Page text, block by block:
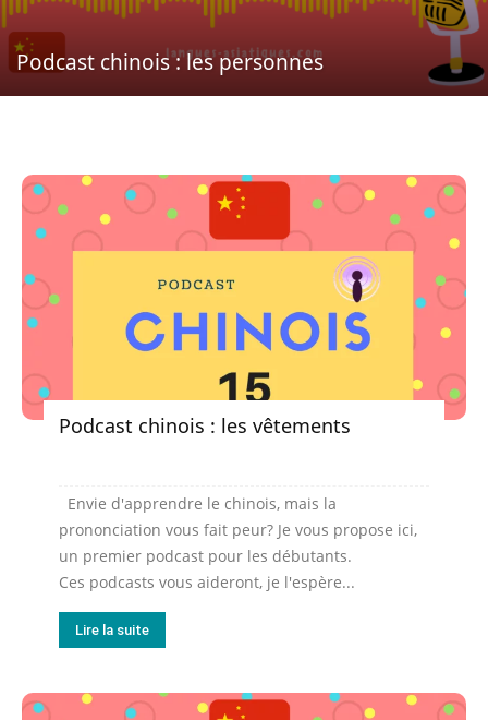
Podcast chinois : les personnes
Podcast chinois : les vêtements
Envie d'apprendre le chinois, mais la
prononciation vous fait peur? Je vous propose ici,
un premier podcast pour les débutants.
Ces podcasts vous aideront, je l'espère...
Lire la suite